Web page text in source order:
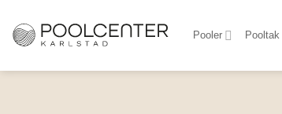
content
Pooler Pooltak